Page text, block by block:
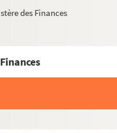
des Finances